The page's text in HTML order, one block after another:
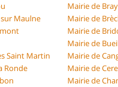
Mairie de
Maulne
Mairie de
Mairie de
Mairie de
Saint Martin
Mairie de
Ronde
Mairie de
Mairie de